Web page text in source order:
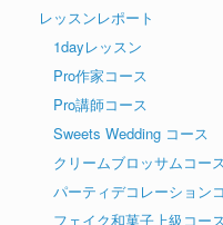
レッスンレポート
1dayレッスン
Pro作家コース
Pro講師コース
Sweets Wedding コース
クリームブロッサムコー
パーティデコレーション
フェイク和菓子上級コー